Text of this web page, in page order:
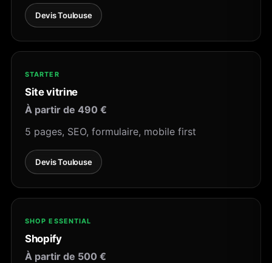
Devis Toulouse
STARTER
Site vitrine
À partir de 490 €
5 pages, SEO, formulaire, mobile first
Devis Toulouse
SHOP ESSENTIAL
Shopify
À partir de 500 €